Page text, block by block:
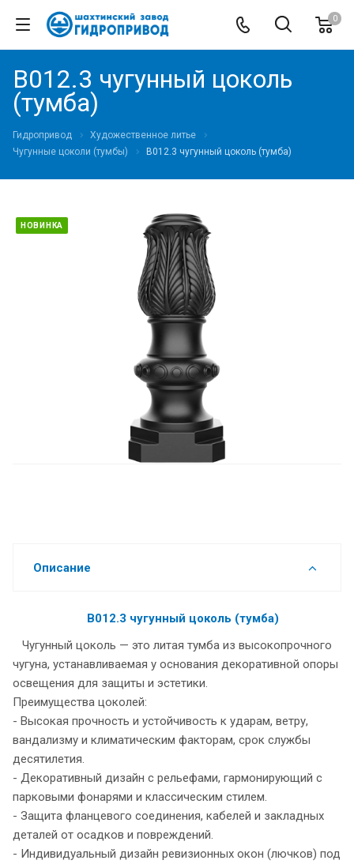
0
В012.3 чугунный цоколь
(тумба)
Гидропривод
Художественное литье
Чугунные цоколи (тумбы)
В012.3 чугунный цоколь (тумба)
НОВИНКА
Описание
В012.3 чугунный цоколь (тумба)
Чугунный цоколь — это литая тумба из высокопрочного
чугуна, устанавливаемая у основания декоративной опоры
освещения для защиты и эстетики.
Преимущества цоколей:
- Высокая прочность и устойчивость к ударам, ветру,
вандализму и климатическим факторам, срок службы
десятилетия.
- Декоративный дизайн с рельефами, гармонирующий с
парковыми фонарями и классическим стилем.
- Защита фланцевого соединения, кабелей и закладных
деталей от осадков и повреждений.
- Индивидуальный дизайн ревизионных окон (лючков) под